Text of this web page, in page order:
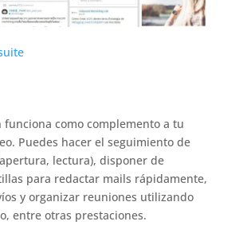
funciona como complemento a tu
Puedes hacer el seguimiento de
lectura), disponer de
para redactar mails rápidamente,
y organizar reuniones utilizando
entre otras prestaciones.